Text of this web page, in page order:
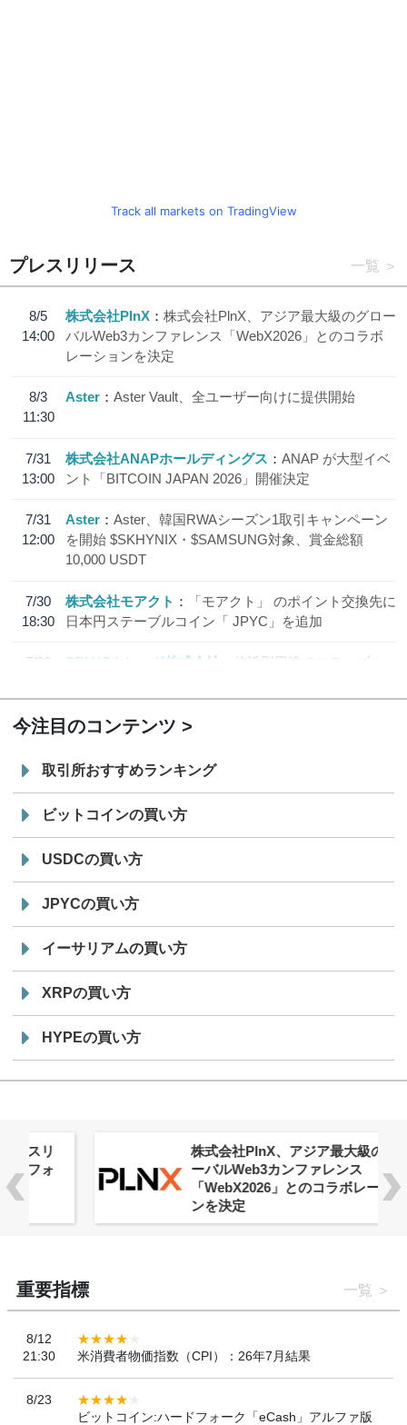
Track all markets on TradingView
プレスリリース 一覧
8/5
14:00
株式会社PlnX
株式会社PlnX、アジア最大級のグロー
バルWeb3カンファレンス「WebX2026」とのコラボ
レーションを決定
8/3
11:30
Aster Aster Vault、全ユーザー向けに提供開始
7/31
13:00
株式会社ANAPホールディングス
ANAP が大型イベ
ント「BITCOIN JAPAN 2026」開催決定
7/31
12:00
Aster
Aster、韓国RWAシーズン1取引キャンペーン
を開始 $SKHYNIX・$SAMSUNG対象、賞金総額
10,000 USDT
7/30
18:30
株式会社モアクト
「モアクト」 のポイント交換先に
日本円ステーブルコイン「 JPYC」を追加
7/29
SBI VCトレード株式会社
信託型円建てステーブル
今注目のコンテンツ
取引所おすすめランキング
ビットコインの買い方
USDCの買い方
JPYCの買い方
イーサリアムの買い方
XRPの買い方
HYPEの買い方
株式会社PlnX、アジア最大級のグロ
ーバルWeb3カンファレンス
「WebX2026」とのコラボレーショ
重要指標 一覧
8/12
21:30
米消費者物価指数（CPI）：26年7月結果
8/23
ビットコイン:ハードフォーク「eCash」アルファ版